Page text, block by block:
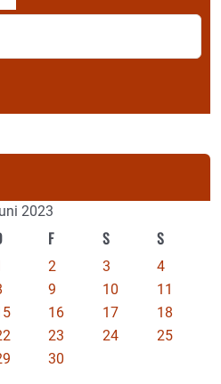
2023
F S S
2 3
4
9 10
11
16 17
18
23 24
25
30